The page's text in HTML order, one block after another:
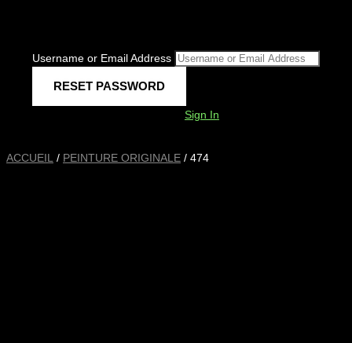
Username or Email Address
Sign In
ACCUEIL / PEINTURE ORIGINALE / 474